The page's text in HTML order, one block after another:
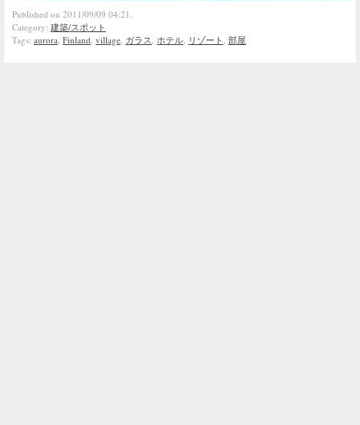
Published on 2011/09/09 04:21.
Category: 建築/スポット
Tags: aurora Finland village ガラス ホテル リゾート 部屋